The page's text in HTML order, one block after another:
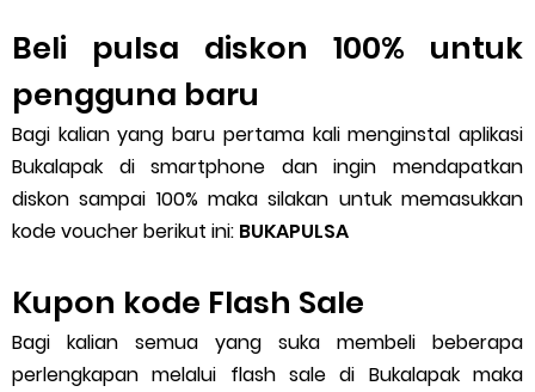
Beli pulsa diskon 100% untuk
pengguna baru
Bagi kalian yang baru pertama kali menginstal aplikasi
Bukalapak di smartphone dan ingin mendapatkan
diskon sampai 100% maka silakan untuk memasukkan
kode voucher berikut ini: BUKAPULSA
Kupon kode Flash Sale
Bagi kalian semua yang suka membeli beberapa
perlengkapan melalui flash sale di Bukalapak maka